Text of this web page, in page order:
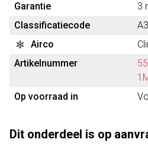
Garantie
3
Classificatiecode
A3
Airco
Artikelnummer
Op voorraad in
Dit onderdeel is op